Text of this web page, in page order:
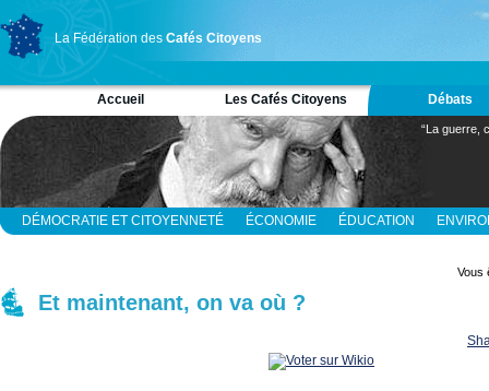
La Fédération des Cafés Citoyens
Accueil Les Cafés Citoyens Débats
“La guerre,
DÉMOCRATIE ET CITOYENNETÉ ÉCONOMIE ÉDUCATION
Vous
Et maintenant, on va où ?